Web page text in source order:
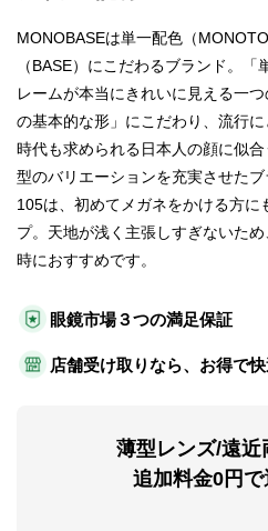
眼鏡市場３つの満足保証
店舗受け取りなら、お得で快
薄型レンズ/遠近
追加料金0円で
MONOBASEは単一配色（
（BASE）にこだわるブランド。
レームが本当にきれいに見える一
の基本的な形」にこだわり、流行
時代も求められる日本人の顔に似
型のバリエーションを充実させた
105は、初めてメガネをかける方に
プ。天地が浅く主張しすぎないた
時におすすめです。